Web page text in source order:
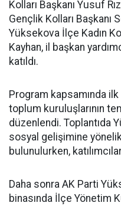
Kolları Başkanı Yusuf
Gençlik Kolları Başkanı
Yüksekova İlçe Kadın
Kayhan, il başkan
katıldı.
Program kapsamında
toplum kuruluşlarının
düzenlendi. Toplantıda
sosyal gelişimine
bulunulurken,
Daha sonra AK Parti
binasında İlçe Yönetim